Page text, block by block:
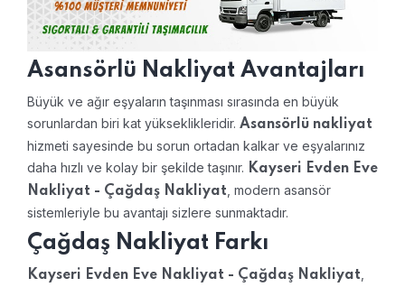
Asansörlü Nakliyat Avantajları
Büyük ve ağır eşyaların taşınması sırasında en büyük
sorunlardan biri kat yükseklikleridir. Asansörlü nakliyat
hizmeti sayesinde bu sorun ortadan kalkar ve eşyalarınız
daha hızlı ve kolay bir şekilde taşınır. Kayseri Evden Eve
Nakliyat - Çağdaş Nakliyat , modern asansör
sistemleriyle bu avantajı sizlere sunmaktadır.
Çağdaş Nakliyat Farkı
Kayseri Evden Eve Nakliyat - Çağdaş Nakliyat